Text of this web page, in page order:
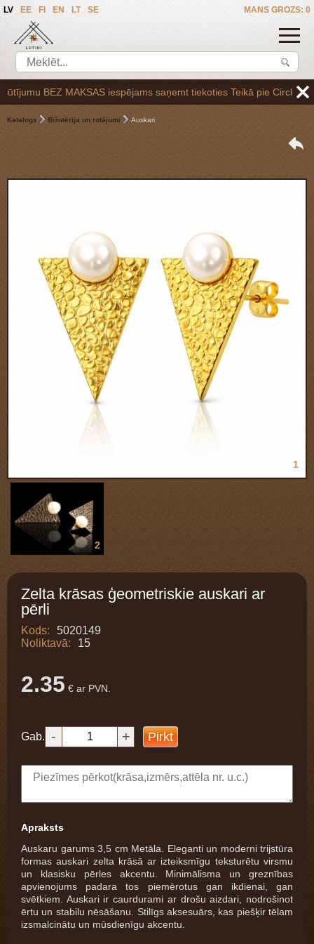
MANS GROZS: 0
LV EE FI EN LT SE
BEZ MAKSAS iespējams saņemt tiekoties Teikā pie Circle K
Katalogs Bižutērija un rotājumi Auskari
1
2
Zelta krāsas ģeometriskie auskari ar
pērli
Kods:
5020149
Noliktavā:
15
2.35 € ar PVN.
Gab. - + Pirkt
Apraksts
Auskaru garums 3,5 cm Metāla. Eleganti un moderni trijstūra
formas auskari zelta krāsā ar izteiksmīgu teksturētu virsmu
un klasisku pērles akcentu. Minimālisma un greznības
apvienojums padara tos piemērotus gan ikdienai, gan
svētkiem. Auskari ir caurdurami ar drošu aizdari, nodrošinot
ērtu un stabilu nēsāšanu. Stilīgs aksesuārs, kas piešķir tēlam
izsmalcinātu un mūsdienīgu akcentu.